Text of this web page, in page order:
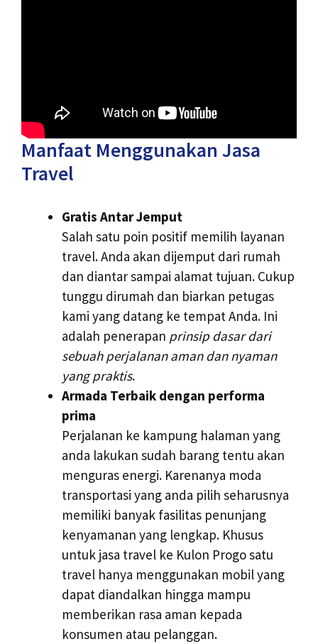
Manfaat Menggunakan Jasa
Travel
Gratis Antar Jemput
Salah satu poin positif memilih layanan
travel. Anda akan dijemput dari rumah
dan diantar sampai alamat tujuan. Cukup
tunggu dirumah dan biarkan petugas
kami yang datang ke tempat Anda. Ini
adalah penerapan prinsip dasar dari
sebuah perjalanan aman dan nyaman
yang praktis.
Armada Terbaik dengan performa
prima
Perjalanan ke kampung halaman yang
anda lakukan sudah barang tentu akan
menguras energi. Karenanya moda
transportasi yang anda pilih seharusnya
memiliki banyak fasilitas penunjang
kenyamanan yang lengkap. Khusus
untuk jasa travel ke Kulon Progo satu
travel hanya menggunakan mobil yang
dapat diandalkan hingga mampu
memberikan rasa aman kepada
konsumen atau pelanggan.